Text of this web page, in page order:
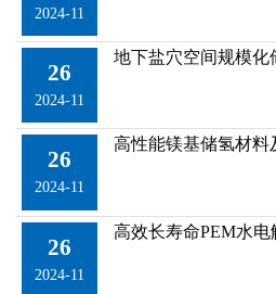
2024-11
26
2024-11
地下盐穴空间规模化
26
2024-11
高性能镁基储氢材料
26
2024-11